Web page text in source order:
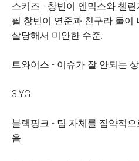
스키즈 - 창빈이 엔믹스와 챌
필 창빈이 연준과 친구라 둘이
살당해서 미안한 수준.
트와이스 - 이슈가 잘 안되는
3.YG
블랙핑크 - 팀 자체를 집약적
음.